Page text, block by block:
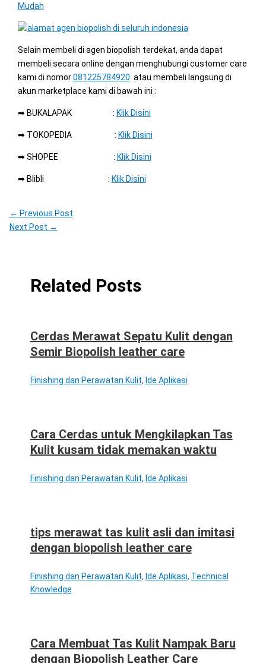
Mudah
Selain membeli di agen biopolish terdekat, anda dapat
membeli secara online dengan menghubungi customer care
kami di nomor081225784920 atau membeli langsung di
akun marketplace kami di bawah ini :
➡ BUKALAPAK : Klik Disini
➡ TOKOPEDIA : Klik Disini
➡ SHOPEE : Klik Disini
➡ Blibli : Klik Disini
← Previous Post
Next Post →
Related Posts
Cerdas Merawat Sepatu Kulit dengan
Semir Biopolish leather care
Finishing dan Perawatan Kulit, Ide Aplikasi
Cara Cerdas untuk Mengkilapkan Tas
Kulit kusam tidak memakan waktu
Finishing dan Perawatan Kulit, Ide Aplikasi
tips merawat tas kulit asli dan imitasi
dengan biopolish leather care
Finishing dan Perawatan Kulit, Ide Aplikasi, Technical
Knowledge
Cara Membuat Tas Kulit Nampak Baru
dengan Biopolish Leather Care